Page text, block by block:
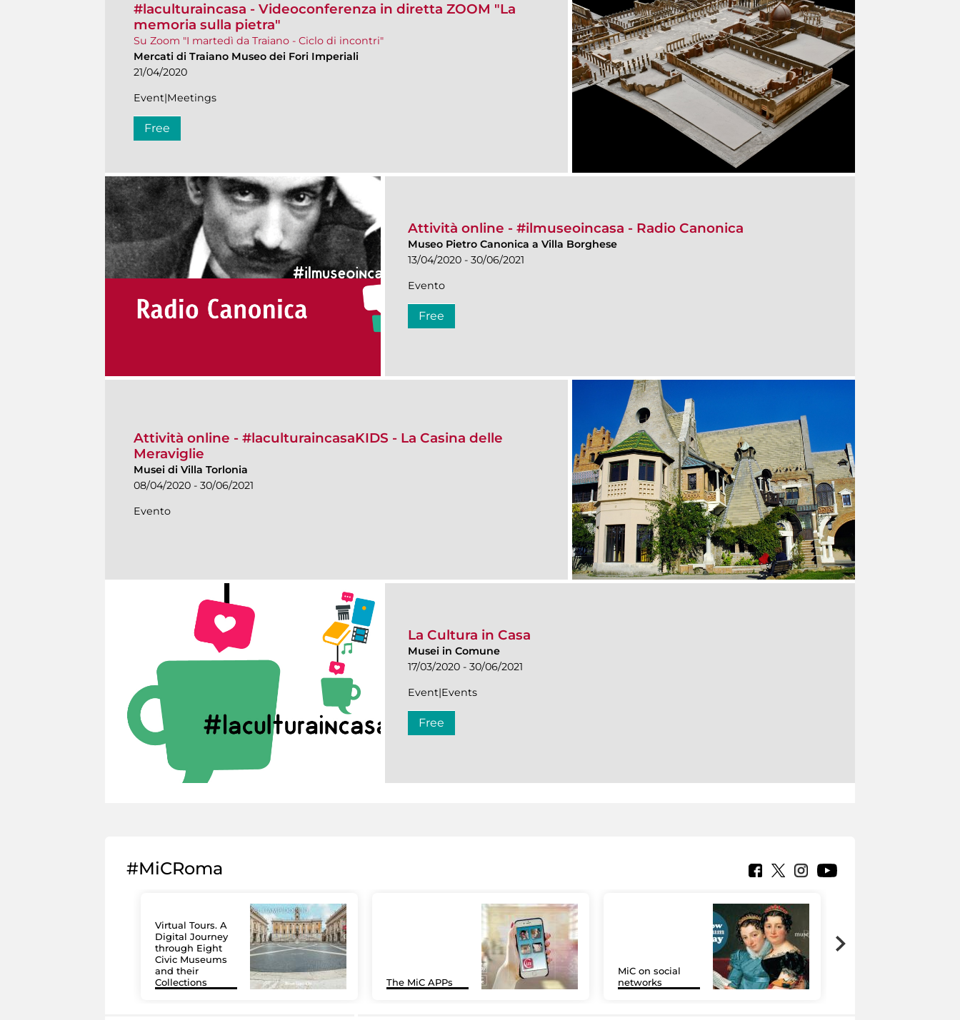
#laculturaincasa - Videoconferenza in diretta ZOOM​ "La
memoria sulla pietra"
Su Zoom "I martedì da Traiano - Ciclo di incontri"
Mercati di Traiano Museo dei Fori Imperiali
21/04/2020
Event|Meetings
Free
Attività online - #ilmuseoincasa - Radio Canonica
Museo Pietro Canonica a Villa Borghese
13/04/2020 - 30/06/2021
Evento
Free
Attività online - #laculturaincasaKIDS - La Casina delle
Meraviglie
Musei di Villa Torlonia
08/04/2020 - 30/06/2021
Evento
La Cultura in Casa
Musei in Comune
17/03/2020 - 30/06/2021
Event|Events
Free
#MiCRoma
Virtual Tours. A
Digital Journey
through Eight
Civic Museums
and their
Collections
The MiC APPs
MiC on social
networks